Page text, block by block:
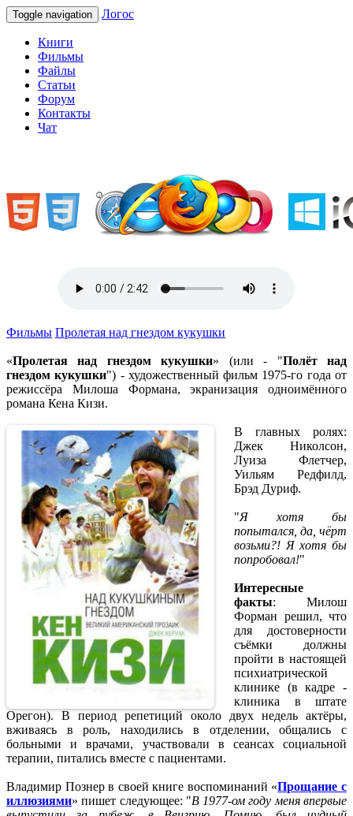
Toggle navigation Логос
Книги
Фильмы
Файлы
Статьи
Форум
Контакты
Чат
Фильмы Пролетая над гнездом кукушки
«Пролетая над гнездом кукушки» (или - "Полёт над
гнездом кукушки") - художественный фильм 1975-го года от
режиссёра Милоша Формана, экранизация одноимённого
романа Кена Кизи.
В главных ролях:
Джек Николсон,
Луиза Флетчер,
Уильям Редфилд,
Брэд Дуриф.
"Я хотя бы
попытался, да, чёрт
возьми?! Я хотя бы
попробовал!"
Интересные
факты: Милош
Форман решил, что
для достоверности
съёмки должны
пройти в настоящей
психиатрической
клинике (в кадре -
клиника в штате
Орегон). В период репетиций около двух недель актёры,
вживаясь в роль, находились в отделении, общались с
больными и врачами, участвовали в сеансах социальной
терапии, питались вместе с пациентами.
Владимир Познер в своей книге воспоминаний «Прощание с
иллюзиями» пишет следующее: "В 1977-ом году меня впервые